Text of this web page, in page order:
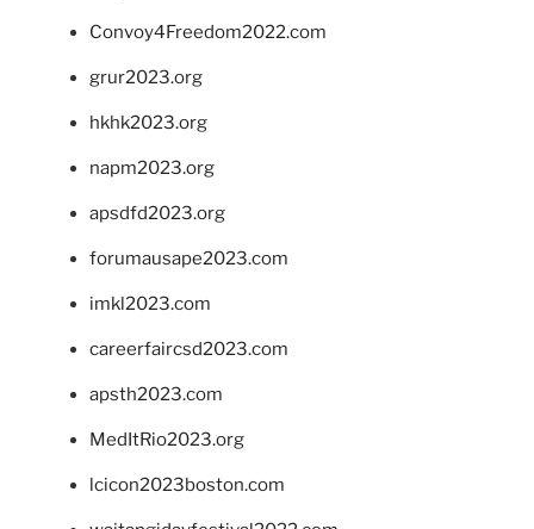
Convoy4Freedom2022.com
grur2023.org
hkhk2023.org
napm2023.org
apsdfd2023.org
forumausape2023.com
imkl2023.com
careerfaircsd2023.com
apsth2023.com
MedItRio2023.org
lcicon2023boston.com